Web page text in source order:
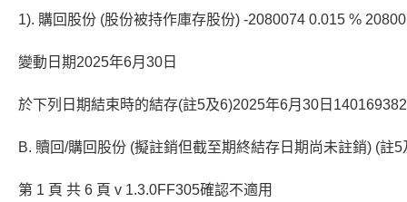
1). 購回股份 (股份被持作庫存股份) -2080074 0.015 %
變動日期2025年6月30日
於下列日期結束時的結存(註5及6)2025年6月30日
B. 贖回/購回股份 (擬註銷但截至期終結存日期尚未註銷) (註5
第 1 頁 共 6 頁 v 1.3.0FF305確認不適用